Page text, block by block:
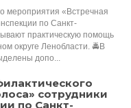
мероприятия «Встречная
по Санкт-
практическую помощь
округе Ленобласти. 🚔В
допо...
сотрудники
по Санкт-